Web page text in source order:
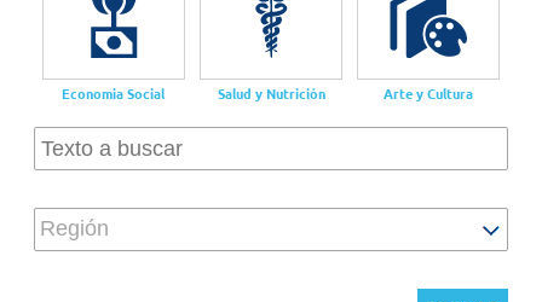
Proyectos personalizados
Economia Social Salud y Nutrición Arte y Cultura
Región